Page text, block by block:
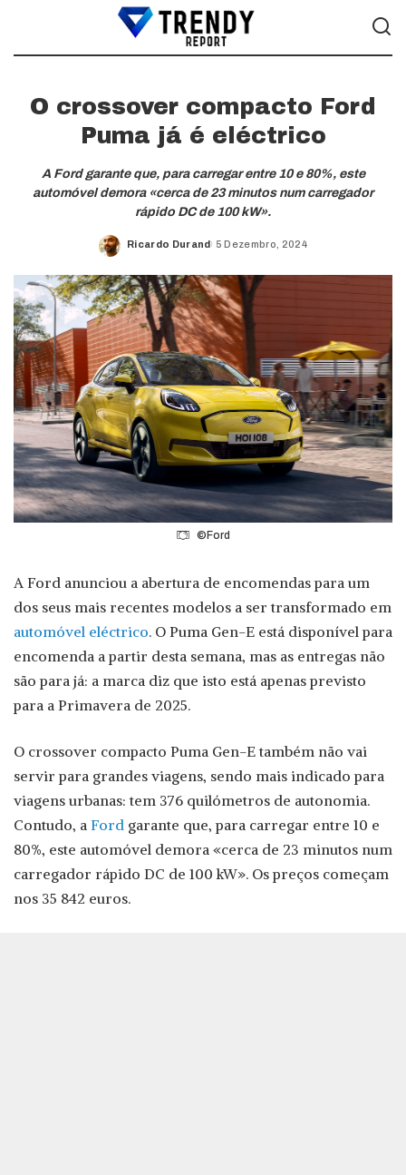
O crossover compacto Ford
Puma já é eléctrico
A Ford garante que, para carregar entre 10 e 80%, este
automóvel demora «cerca de 23 minutos num carregador
rápido DC de 100 kW».
Posted
Ricardo Durand 5 Dezembro, 2024
©Ford
A Ford anunciou a abertura de encomendas para um
dos seus mais recentes modelos a ser transformado em
automóvel eléctrico. O Puma Gen-E está disponível para
encomenda a partir desta semana, mas as entregas não
são para já: a marca diz que isto está apenas previsto
para a Primavera de 2025.
O crossover compacto Puma Gen-E também não vai
servir para grandes viagens, sendo mais indicado para
viagens urbanas: tem 376 quilómetros de autonomia.
Contudo, a Ford garante que, para carregar entre 10 e
80%, este automóvel demora «cerca de 23 minutos num
carregador rápido DC de 100 kW». Os preços começam
nos 35 842 euros.